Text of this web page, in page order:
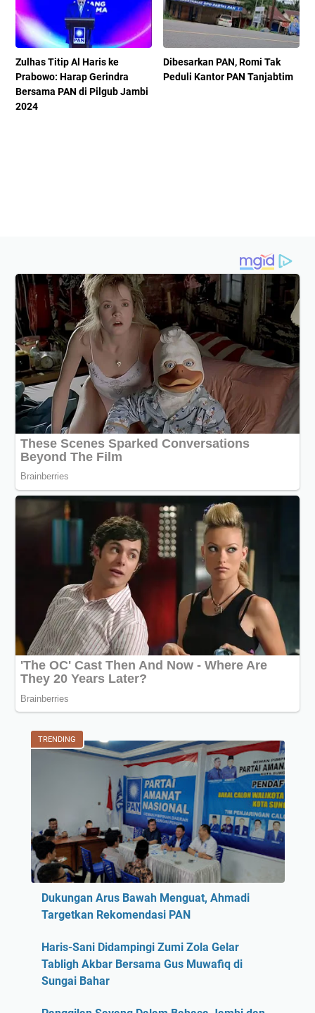
Zulhas Titip Al Haris ke
Prabowo: Harap Gerindra
Bersama PAN di Pilgub Jambi
2024
Dibesarkan PAN, Romi Tak
Peduli Kantor PAN Tanjabtim
TRENDING
Dukungan Arus Bawah Menguat, Ahmadi
Targetkan Rekomendasi PAN
Haris-Sani Didampingi Zumi Zola Gelar
Tabligh Akbar Bersama Gus Muwafiq di
Sungai Bahar